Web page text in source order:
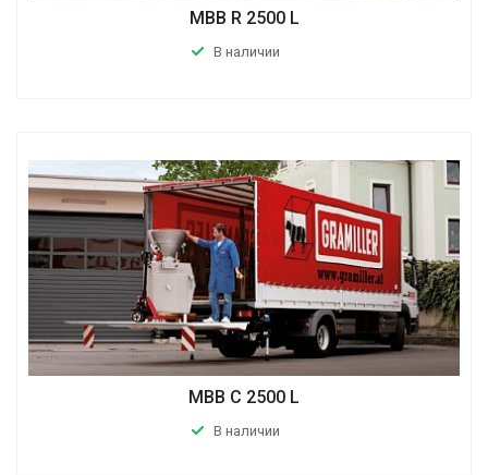
MBB R 2500 L
В наличии
MBB C 2500 L
В наличии